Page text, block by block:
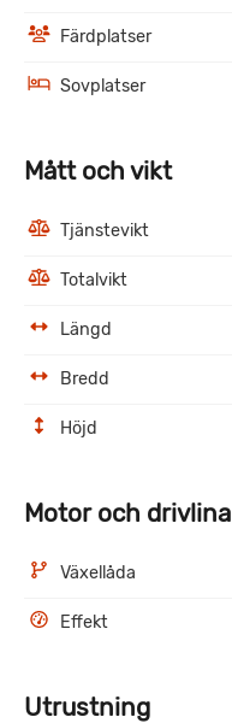
Färdplatser
Sovplatser
Mått och vikt
Tjänstevikt
Totalvikt
Längd
Bredd
Höjd
Motor och drivlina
Växellåda
Effekt
Utrustning